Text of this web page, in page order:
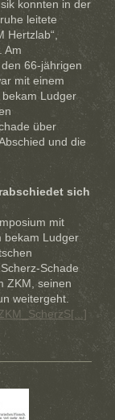
konnten in der
leitete
Hertzlab“,
Am
66-jährigen
mit einem
Ludger
über
und die
sich
mit
bekam Ludger
Schade
ZKM, seinen
weitergeht.